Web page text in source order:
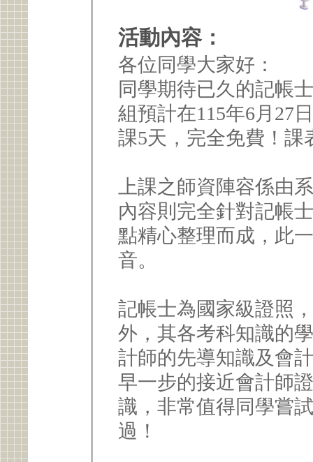
活動內容：
各位同學大家好：
同學期待已久的記帳
組預計在115年6月27
課5天，完全免費！
上課之師資陣容係由
內容則完全針對記帳
點精心整理而成，此
音。
記帳士為國家級證照
外，其各考科知識的
計師的先導知識及會
早一步的接近會計師
識，非常值得同學嘗
過！